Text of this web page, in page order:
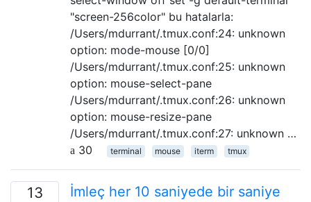
"screen-256color" bu hatalarla:
/Users/mdurrant/.tmux.conf:24: unknown
option: mode-mouse [0/0]
/Users/mdurrant/.tmux.conf:25: unknown
option: mouse-select-pane
/Users/mdurrant/.tmux.conf:26: unknown
option: mouse-resize-pane
/Users/mdurrant/.tmux.conf:27: unknown …
30
terminal mouse iterm tmux
13
İmleç her 10 saniyede bir saniye